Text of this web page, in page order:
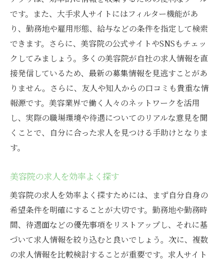
です。また、大手求人サイトにはフィルター機能があ
り、勤務地や雇用形態、給与などの条件を指定して検索
できます。さらに、美容院の公式サイトやSNSもチェッ
クしてみましょう。多くの美容院が自社の求人情報を直
接発信しているため、最新の募集情報を見逃すことがあ
りません。さらに、友人や知人からの口コミも貴重な情
報源です。美容業界で働く人々のネットワークを活用
し、実際の職場環境や待遇についてのリアルな意見を聞
くことで、自分に合った求人を見つける手助けとなりま
す。
美容院の求人を効率よく探す
美容院の求人を効率よく探すためには、まず自分自身の
希望条件を明確にすることが大切です。勤務地や勤務時
間、待遇面などの優先事項をリストアップし、それに基
づいて求人情報を絞り込むと良いでしょう。次に、複数
の求人情報を比較検討することが重要です。求人サイト